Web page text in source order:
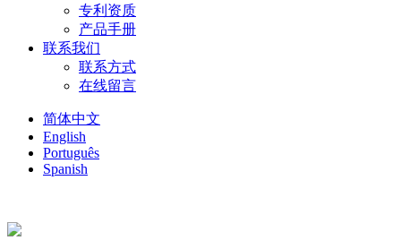
专利资质
产品手册
联系我们
联系方式
在线留言
简体中文
English
Português
Spanish